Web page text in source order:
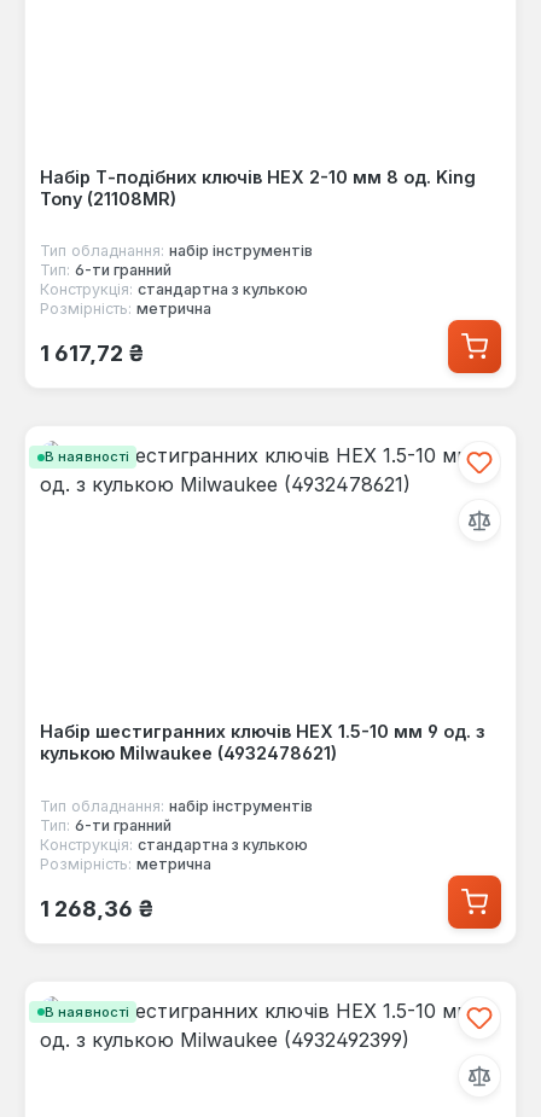
Набір Т-подібних ключів HEX 2-10 мм 8 од. King
Tony (21108MR)
Тип обладнання: набір інструментів
Тип: 6-ти гранний
Конструкція: стандартна з кулькою
Розмірність: метрична
Звичайна ціна:
1 617,72 ₴
В наявності
Набір шестигранних ключів HEX 1.5-10 мм 9 од. з
кулькою Milwaukee (4932478621)
Тип обладнання: набір інструментів
Тип: 6-ти гранний
Конструкція: стандартна з кулькою
Розмірність: метрична
Звичайна ціна:
1 268,36 ₴
В наявності